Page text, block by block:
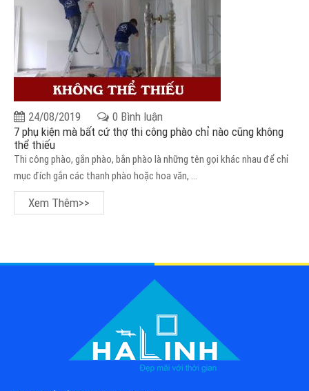
24/08/2019
0 Bình luận
7 phụ kiện mà bất cứ thợ thi công phào chỉ nào cũng không
thể thiếu
Thi công phào, gắn phào, bắn phào là những tên gọi khác nhau để chỉ
mục đích gắn các thanh phào hoặc hoa văn, ...
Xem Thêm>>